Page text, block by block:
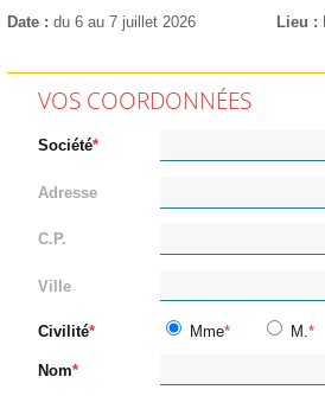
Date du 6 au 7 juillet 2026 Lieu
VOS COORDONNÉES
Société
Adresse
C.P.
Ville
Civilité Mme M.
Nom